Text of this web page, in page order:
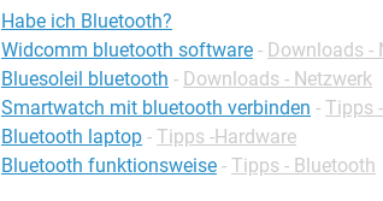
Habe ich Bluetooth?
Widcomm bluetooth software - Downloads -
Bluesoleil bluetooth - Downloads - Netzwerk
Smartwatch mit bluetooth verbinden - Tipps
Bluetooth laptop - Tipps -Hardware
Bluetooth funktionsweise - Tipps - Bluetooth